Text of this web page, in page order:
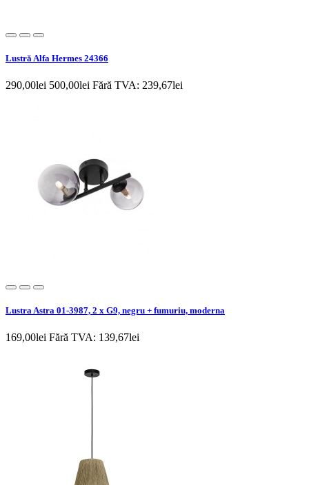
Lustră Alfa Hermes 24366
290,00lei 500,00lei Fără TVA: 239,67lei
Lustra Astra 01-3987, 2 x G9, negru + fumuriu, moderna
169,00lei Fără TVA: 139,67lei